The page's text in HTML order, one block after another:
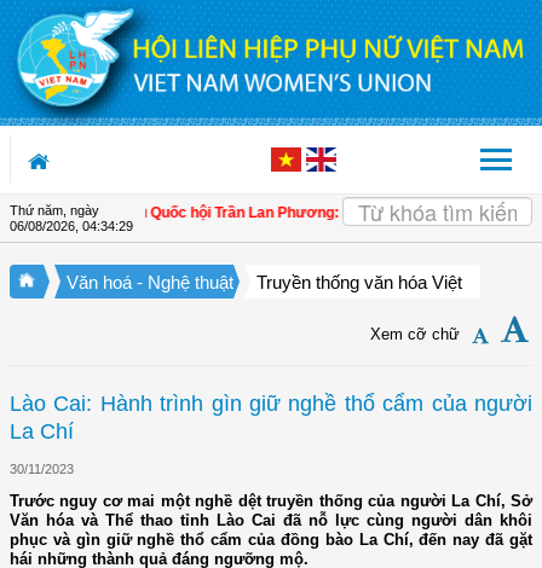
Truy cập nội dung luôn
Thứ năm, ngày
06/08/2026, 04:34:30
lý | Đại biểu Quốc hội Trần Lan Phương: Quản lý hải quan cần giúp doanh
Văn hoá - Nghệ thuật Truyền thống văn hóa Việt
Xem cỡ chữ
Lào Cai: Hành trình gìn giữ nghề thổ cẩm của người
La Chí
30/11/2023
Trước nguy cơ mai một nghề dệt truyền thống của người La Chí, Sở
Văn hóa và Thể thao tỉnh Lào Cai đã nỗ lực cùng người dân khôi
phục và gìn giữ nghề thổ cẩm của đồng bào La Chí, đến nay đã gặt
hái những thành quả đáng ngưỡng mộ.